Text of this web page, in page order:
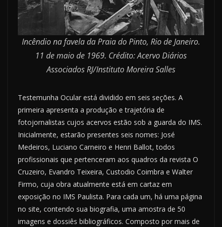
Incêndio na favela da Praia do Pinto, Rio de Janeiro.
11 de maio de 1969. Crédito: Acervo Diários
Associados RJ/Instituto Moreira Salles
Testemunha Ocular está dividido em seis seções. A
primeira apresenta a produção e trajetória de
fotojornalistas cujos acervos estão sob a guarda do IMS.
Inicialmente, estarão presentes seis nomes: José
Medeiros, Luciano Carneiro e Henri Ballot, todos
profissionais que pertenceram aos quadros da revista O
Cruzeiro, Evandro Teixeira, Custodio Coimbra e Walter
Firmo, cuja obra atualmente está em cartaz em
exposição no IMS Paulista. Para cada um, há uma página
no site, contendo sua biografia, uma amostra de 50
imagens e dossiês bibliográficos. Composto por mais de